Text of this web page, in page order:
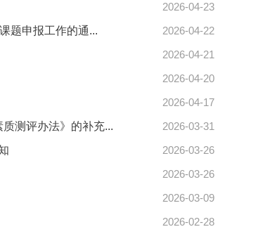
2026-04-23
题申报工作的通...
2026-04-22
2026-04-21
2026-04-20
2026-04-17
测评办法》的补充...
2026-03-31
2026-03-26
2026-03-26
2026-03-09
2026-02-28